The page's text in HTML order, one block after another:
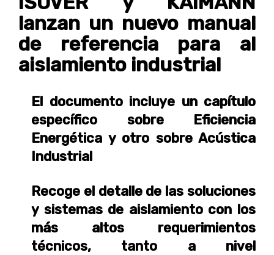
lanzan un nuevo manual
de referencia para al
aislamiento industrial
El documento incluye un capítulo
específico sobre Eficiencia
Energética y otro sobre Acústica
Industrial
Recoge el detalle de las soluciones
y sistemas de aislamiento con los
más altos requerimientos
técnicos, tanto a nivel